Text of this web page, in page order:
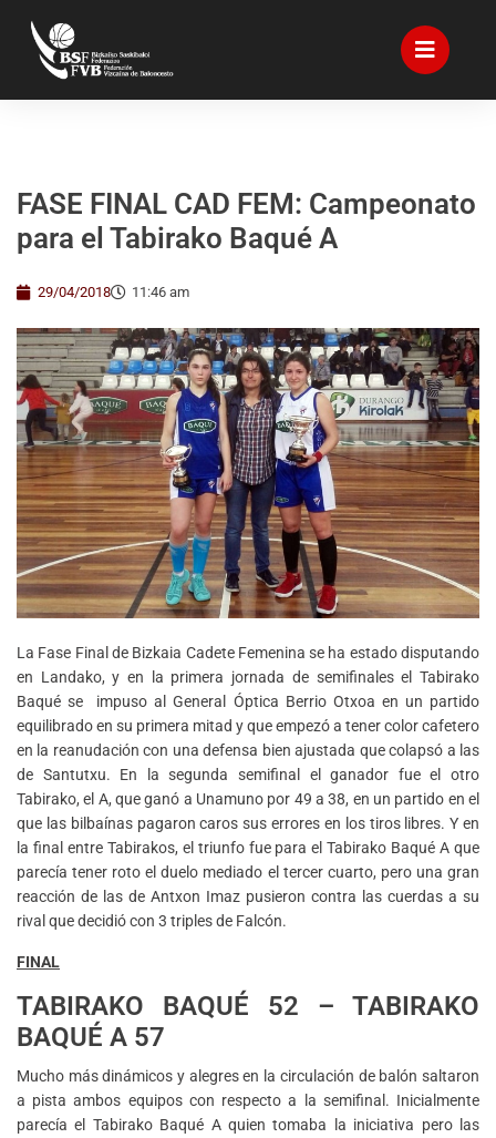
FASE FINAL CAD FEM: Campeonato
para el Tabirako Baqué A
29/04/2018 11:46 am
La Fase Final de Bizkaia Cadete Femenina se ha estado disputando
en Landako, y en la primera jornada de semifinales el Tabirako
Baqué se impuso al General Óptica Berrio Otxoa en un partido
equilibrado en su primera mitad y que empezó a tener color cafetero
en la reanudación con una defensa bien ajustada que colapsó a las
de Santutxu. En la segunda semifinal el ganador fue el otro
Tabirako, el A, que ganó a Unamuno por 49 a 38, en un partido en el
que las bilbaínas pagaron caros sus errores en los tiros libres. Y en
la final entre Tabirakos, el triunfo fue para el Tabirako Baqué A que
parecía tener roto el duelo mediado el tercer cuarto, pero una gran
reacción de las de Antxon Imaz pusieron contra las cuerdas a su
rival que decidió con 3 triples de Falcón.
FINAL
TABIRAKO BAQUÉ 52 – TABIRAKO
BAQUÉ A 57
Mucho más dinámicos y alegres en la circulación de balón saltaron
a pista ambos equipos con respecto a la semifinal. Inicialmente
parecía el Tabirako Baqué A quien tomaba la iniciativa pero las